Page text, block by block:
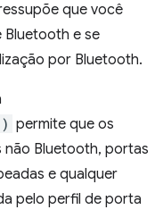
que você
e se
por Bluetooth.
permite que os
não Bluetooth, portas
e qualquer
pelo perfil de porta